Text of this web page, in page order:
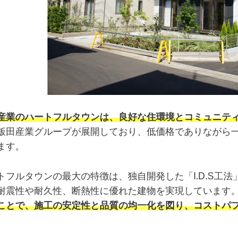
業のハートフルタウンは、良好な住環境とコミュニテ
田産業グループが展開しており、低価格でありながら
す。
フルタウンの最大の特徴は、独自開発した「I.D.S工法
震性や耐久性、断熱性に優れた建物を実現しています。
とで、施工の安定性と品質の均一化を図り、コストパ